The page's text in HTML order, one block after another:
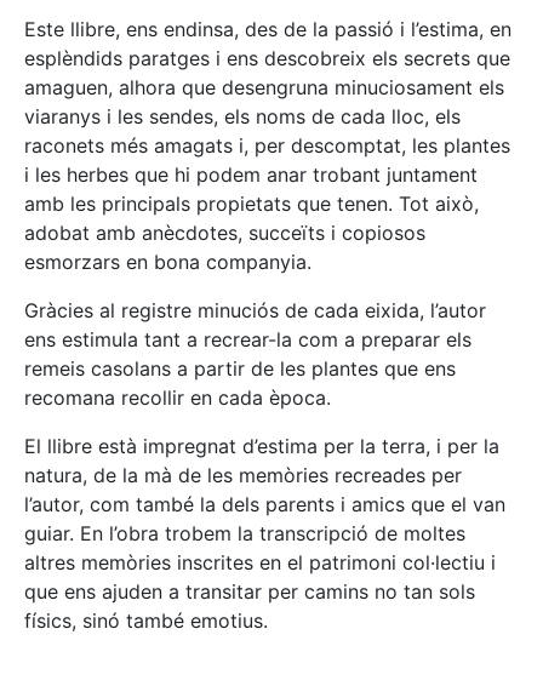
Este llibre, ens endinsa, des de la passió i l’estima, en
esplèndids paratges i ens descobreix els secrets que
amaguen, alhora que desengruna minuciosament els
viaranys i les sendes, els noms de cada lloc, els
raconets més amagats i, per descomptat, les plantes
i les herbes que hi podem anar trobant juntament
amb les principals propietats que tenen. Tot això,
adobat amb anècdotes, succeïts i copiosos
esmorzars en bona companyia.
Gràcies al registre minuciós de cada eixida, l’autor
ens estimula tant a recrear-la com a preparar els
remeis casolans a partir de les plantes que ens
recomana recollir en cada època.
El llibre està impregnat d’estima per la terra, i per la
natura, de la mà de les memòries recreades per
l’autor, com també la dels parents i amics que el van
guiar. En l’obra trobem la transcripció de moltes
altres memòries inscrites en el patrimoni col·lectiu i
que ens ajuden a transitar per camins no tan sols
físics, sinó també emotius.